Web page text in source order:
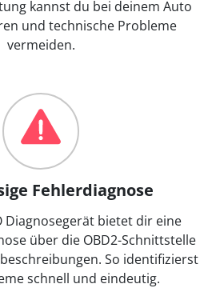
kannst du bei deinem Auto
und technische Probleme
vermeiden.
Fehlerdiagnose
Diagnosegerät bietet dir eine
über die OBD2-Schnittstelle
So identifizierst
schnell und eindeutig.